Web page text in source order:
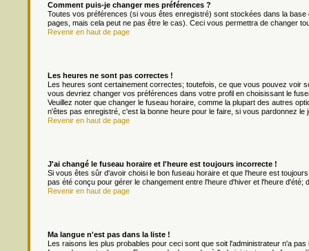
Comment puis-je changer mes préférences ?
Toutes vos préférences (si vous êtes enregistré) sont stockées dans la
pages, mais cela peut ne pas être le cas). Ceci vous permettra de changer
Revenir en haut de page
Les heures ne sont pas correctes !
Les heures sont certainement correctes; toutefois, ce que vous pouvez voir
vous devriez changer vos préférences dans votre profil en choisissant le
Veuillez noter que changer le fuseau horaire, comme la plupart des autres
n'êtes pas enregistré, c'est la bonne heure pour le faire, si vous pardonnez le
Revenir en haut de page
J'ai changé le fuseau horaire et l'heure est toujours incorrecte !
Si vous êtes sûr d'avoir choisi le bon fuseau horaire et que l'heure est
pas été conçu pour gérer le changement entre l'heure d'hiver et l'heure
Revenir en haut de page
Ma langue n'est pas dans la liste !
Les raisons les plus probables pour ceci sont que soit l'administrateur n'a